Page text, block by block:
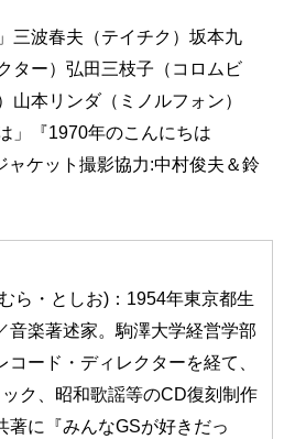
三波春夫（テイチク）坂本九
ター）弘田三枝子（コロムビ
山本リンダ（ミノルフォン）
」『1970年のこんにちは
ャケット撮影協力:中村俊夫＆鈴
ら・としお)：1954年東京都生
音楽著述家。駒澤大学経営学部
ード・ディレクターを経て、
ク、昭和歌謡等のCD復刻制作
著に『みんなGSが好きだっ